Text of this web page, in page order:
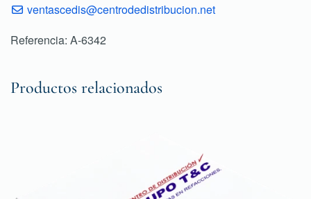
ventascedis@centrodedistribucion.net
Referencia: A-6342
Productos relacionados